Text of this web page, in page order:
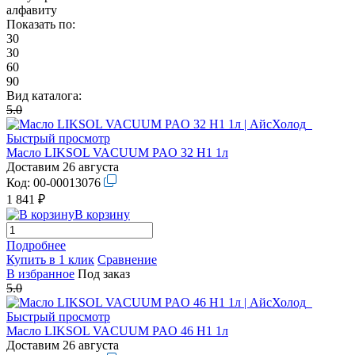
алфавиту
Показать по:
30
30
60
90
Вид каталога:
5.0
Быстрый просмотр
Масло LIKSOL VACUUM PAO 32 H1 1л
Доставим 26 августа
Код: 00-00013076
1 841 ₽
В корзину
Подробнее
Купить в 1 клик Сравнение
В избранное Под заказ
5.0
Быстрый просмотр
Масло LIKSOL VACUUM PAO 46 H1 1л
Доставим 26 августа